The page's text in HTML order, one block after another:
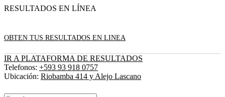
RESULTADOS EN LÍNEA
OBTEN TUS RESULTADOS EN LINEA
IR A PLATAFORMA DE RESULTADOS
Telefonos: +593 93 918 0757
Ubicación: Riobamba 414 y Alejo Lascano